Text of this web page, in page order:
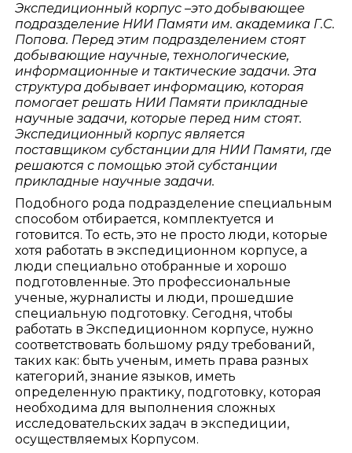
Экспедиционный корпус –это добывающее
подразделение НИИ Памяти им. академика Г.С.
Попова. Перед этим подразделением стоят
добывающие научные, технологические,
информационные и тактические задачи. Эта
структура добывает информацию, которая
помогает решать НИИ Памяти прикладные
научные задачи, которые перед ним стоят.
Экспедиционный корпус является
поставщиком субстанции для НИИ Памяти, где
решаются с помощью этой субстанции
прикладные научные задачи.
Подобного рода подразделение специальным
способом отбирается, комплектуется и
готовится. То есть, это не просто люди, которые
хотя работать в экспедиционном корпусе, а
люди специально отобранные и хорошо
подготовленные. Это профессиональные
ученые, журналисты и люди, прошедшие
специальную подготовку. Сегодня, чтобы
работать в Экспедиционном корпусе, нужно
соответствовать большому ряду требований,
таких как: быть ученым, иметь права разных
категорий, знание языков, иметь
определенную практику, подготовку, которая
необходима для выполнения сложных
исследовательских задач в экспедиции,
осуществляемых Корпусом.